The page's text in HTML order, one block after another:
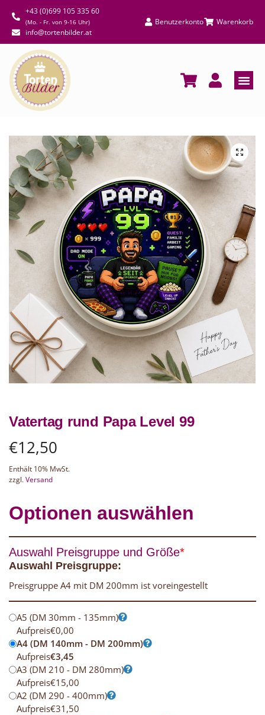
+43 (0)699 105 335 60
(Mo. - Fr. von 9-16 Uhr)
info@tortenbilder.at
Benutzerkonto Warenkorb
Vatertag rund Papa Level 99
€12,50
Enthält 10% MwSt.
zzgl.Versand
Optionen auswählen
*
Auswahl Preisgruppe und Größe
Auswahl Preisgruppe:
Preisgruppe A4 mit DM 200mm ist voreingestellt
A5 (DM 30mm - 135mm)
Aufpreis€0,00
A4 (DM 140mm - DM 200mm)
Aufpreis€3,45
A3 (DM 210 - DM 280mm)
Aufpreis€15,00
A2 (DM 290 - 400mm)
Aufpreis€31,50